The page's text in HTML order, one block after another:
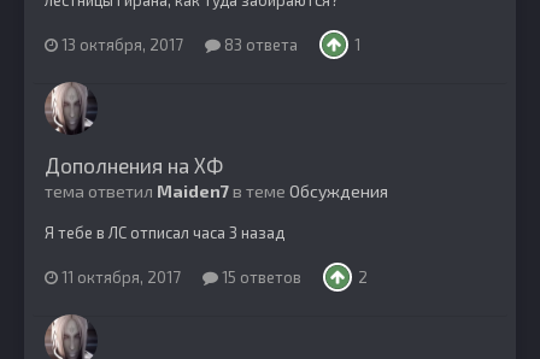
13 октября, 2017 83 ответа 1
Дополнения на ХФ
тема ответил Maiden7в теме Обсуждения
Я тебе в ЛС отписал часа 3 назад
11 октября, 2017 15 ответов 2